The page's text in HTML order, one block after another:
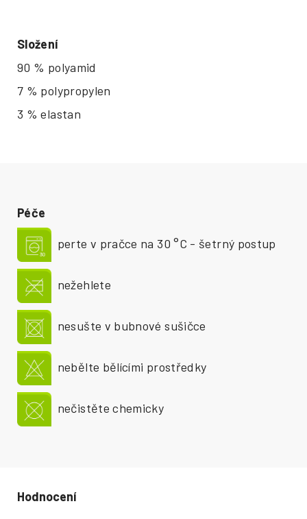
Péče
perte v pračce na 30 °C - šetrný postup
nežehlete
nesušte v bubnové sušičce
nebělte bělícími prostředky
nečistěte chemicky
Složení
90 % polyamid
7 % polypropylen
3 % elastan